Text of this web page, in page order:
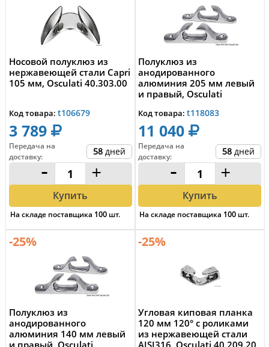
Носовой полуклюз из
нержавеющей стали Capri
105 мм, Osculati 40.303.00
Код товара: t106679
3 789
Передача на
доставку: 58 дней
- +
Купить
На складе поставщика 100 шт.
Полуклюз из
анодированного
алюминия 205 мм левый
и правый, Osculati
Код товара: t118083
11 040
Передача на
доставку: 58 дней
- +
Купить
На складе поставщика 100 шт.
-25%
Полуклюз из
анодированного
алюминия 140 мм левый
-25%
Угловая киповая планка
120 мм 120° с роликами
из нержавеющей стали